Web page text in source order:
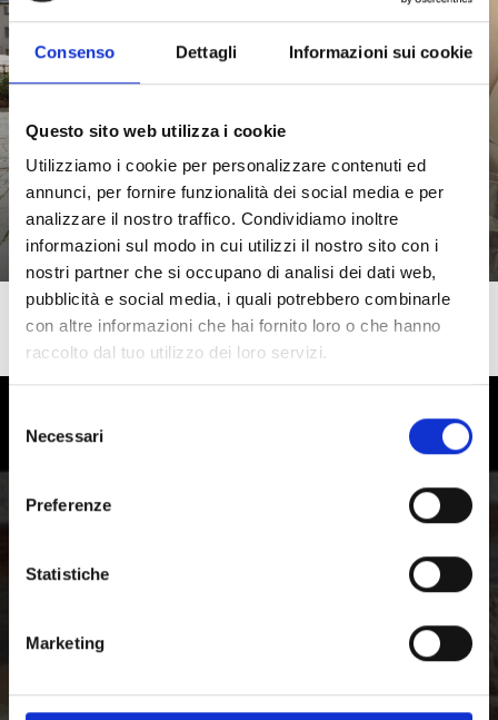
Consenso Dettagli Informazioni sui cookie
Questo sito web utilizza i cookie
Utilizziamo i cookie per personalizzare contenuti ed
annunci, per fornire funzionalità dei social media e per
analizzare il nostro traffico. Condividiamo inoltre
informazioni sul modo in cui utilizzi il nostro sito con i
nostri partner che si occupano di analisi dei dati web,
pubblicità e social media, i quali potrebbero combinarle
con altre informazioni che hai fornito loro o che hanno
raccolto dal tuo utilizzo dei loro servizi.
delNecessari
Preferenze
Statistiche
Marketing
A Lasa, i piaceri del palato rivestono un ruolo di rilievo e
Saperne di più
Alto Adige - vivere i piaceri in Val
Provate la varietà delle specialità locali della Val